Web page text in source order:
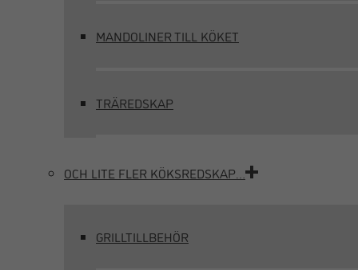
MANDOLINER TILL KÖKET
TRÄREDSKAP
OCH LITE FLER KÖKSREDSKAP…
GRILLTILLBEHÖR